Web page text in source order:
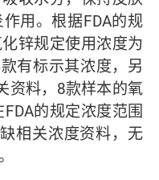
用。根据FDA的规
锌规定使用浓度为
有标示其浓度，另
资料，8款样本的氧
的规定浓度范围
相关浓度资料，无